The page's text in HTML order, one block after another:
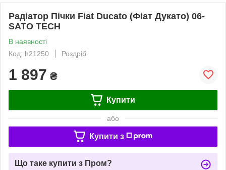
Радіатор Пічки Fiat Ducato (Фіат Дукато) 06-
SATO TECH
В наявності
Код: h21250
Роздріб
1 897 ₴
Купити
або
Купити з
Що таке купити з Пром?